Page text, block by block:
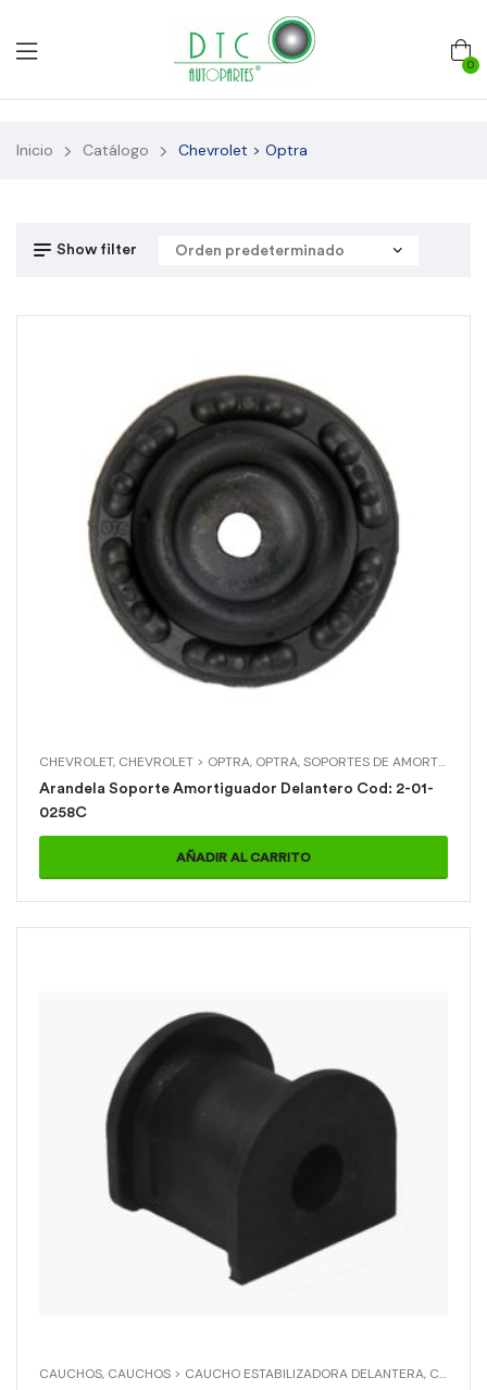
0
Inicio Catálogo Chevrolet > Optra
Show filter
CHEVROLET, CHEVROLET > OPTRA, OPTRA,SOPORTES DE AMORTIGUADOR
Arandela Soporte Amortiguador Delantero Cod: 2-01-
0258C
AÑADIR AL CARRITO
CAUCHOS, CAUCHOS > CAUCHO ESTABILIZADORA DELANTERA, CHEVROLET